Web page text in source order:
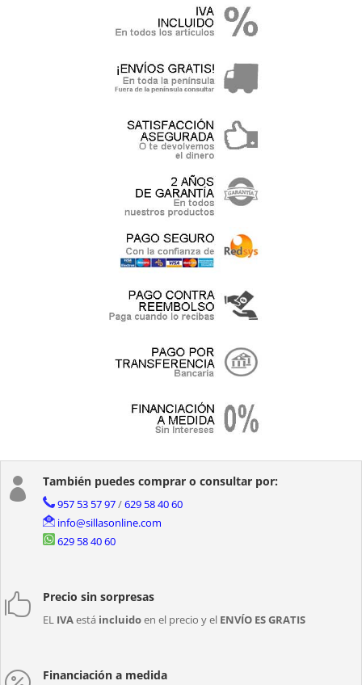
 También puedes comprar o consultar por:
957 53 57 97/629 58 40 60
info@sillasonline.com
629 58 40 60
 Precio sin sorpresas
EL IVAestá incluidoen el precio y el ENVÍO ES GRATIS
Financiación a medida